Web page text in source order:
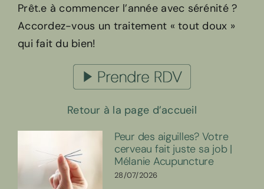
Prêt.e à commencer l’année avec sérénité ?
Accordez-vous un traitement « tout doux »
qui fait du bien!
Retour à la page d’accueil
Peur des aiguilles? Votre
cerveau fait juste sa job |
Mélanie Acupuncture
28/07/2026